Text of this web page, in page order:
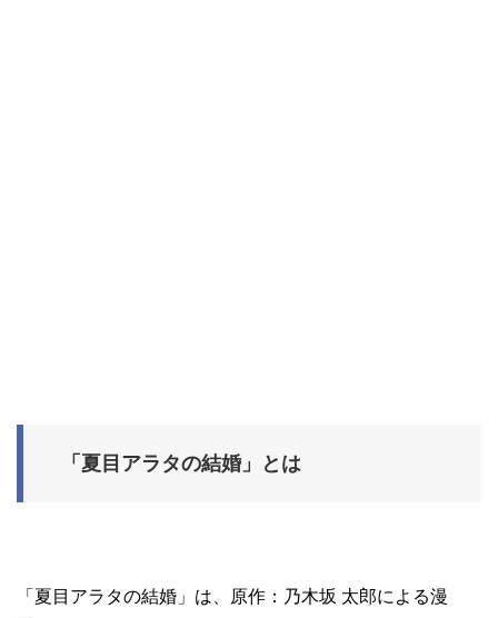
「夏目アラタの結婚」とは
「夏目アラタの結婚」は、原作：乃木坂 太郎による漫